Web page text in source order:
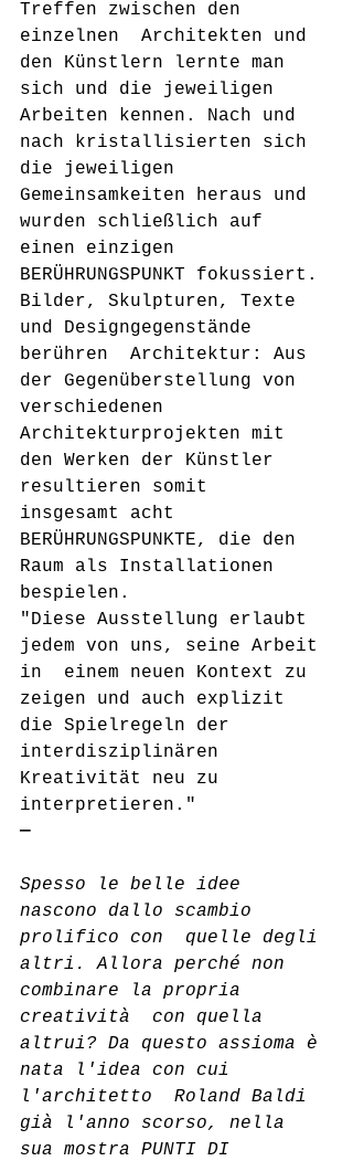
Treffen zwischen den
einzelnen  Architekten und
den Künstlern lernte man
sich und die jeweiligen
Arbeiten kennen. Nach und
nach kristallisierten sich
die jeweiligen
Gemeinsamkeiten heraus und
wurden schließlich auf
einen einzigen
BERÜHRUNGSPUNKT fokussiert.
Bilder, Skulpturen, Texte
und Designgegenstände
berühren  Architektur: Aus
der Gegenüberstellung von
verschiedenen
Architekturprojekten mit
den Werken der Künstler
resultieren somit
insgesamt acht
BERÜHRUNGSPUNKTE, die den
Raum als Installationen
bespielen.
"Diese Ausstellung erlaubt
jedem von uns, seine Arbeit
in  einem neuen Kontext zu
zeigen und auch explizit
die Spielregeln der
interdisziplinären
Kreativität neu zu
interpretieren."
—
Spesso le belle idee
nascono dallo scambio
prolifico con  quelle degli
altri. Allora perché non
combinare la propria
creatività  con quella
altrui? Da questo assioma è
nata l'idea con cui
l'architetto  Roland Baldi
già l'anno scorso, nella
sua mostra PUNTI DI